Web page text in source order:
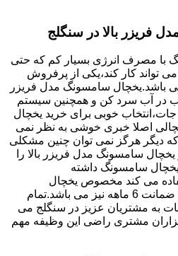
فریزر بالا در سنگلج
با مصرف انرژی بسیار کم که حتی
100 ولت تا 290 ولت می تواند کار کند،یکی از پرفروش
باشد.یخچال سامسونگ مدل فریزر
بیش از 2 لیتر آب در آب سرد کن و همچنین سیستم
خوبی برای خرید یخچال
اصلا خبری خوشی به نظر نمی
دیگر هرگز نمی توان چنین مشکلی
سامسونگ مدل فریزر بالا را
یخچال سامسونگ داشته
می کند مخصوص یخچال
سامسونگ می باشد که دارای ضمانت 6 ماهه نیز می باشد.تمام
به مشتریان عزیز در سنگلج می
مشتری راضی این وظیفه مهم